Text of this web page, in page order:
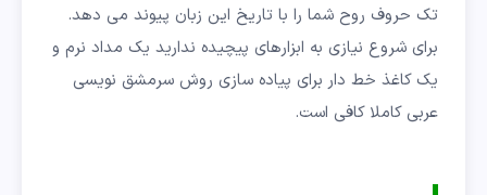
تک حروف روح شما را با تاریخ این زبان پیوند می دهد.
برای شروع نیازی به ابزارهای پیچیده ندارید یک مداد نرم و
یک کاغذ خط دار برای پیاده سازی روش سرمشق نویسی
عربی کاملا کافی است.